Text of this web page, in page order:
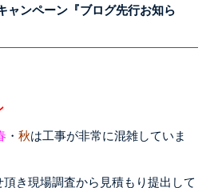
ャンペーン『ブログ先行お知ら
・ 秋は工事が非常に混雑していま
き現場調査から見積もり提出して